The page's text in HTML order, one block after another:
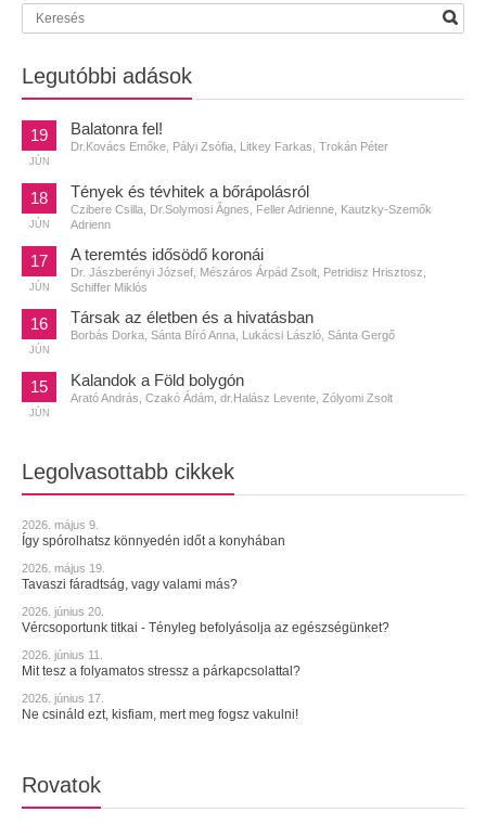
Legutóbbi adások
19
JÚN
Balatonra fel!
Dr.Kovács Emőke, Pályi Zsófia, Litkey Farkas, Trokán Péter
18
JÚN
Tények és tévhitek a bőrápolásról
Czibere Csilla, Dr.Solymosi Ágnes, Feller Adrienne, Kautzky-Szemők
Adrienn
17
JÚN
A teremtés idősödő koronái
Dr. Jászberényi József, Mészáros Árpád Zsolt, Petridisz Hrisztosz,
Schiffer Miklós
16
JÚN
Társak az életben és a hivatásban
Borbás Dorka, Sánta Bíró Anna, Lukácsi László, Sánta Gergő
15
JÚN
Kalandok a Föld bolygón
Arató András, Czakó Ádám, dr.Halász Levente, Zólyomi Zsolt
Legolvasottabb cikkek
2026. május 9.
Így spórolhatsz könnyedén időt a konyhában
2026. május 19.
Tavaszi fáradtság, vagy valami más?
2026. június 20.
Vércsoportunk titkai - Tényleg befolyásolja az egészségünket?
2026. június 11.
Mit tesz a folyamatos stressz a párkapcsolattal?
2026. június 17.
Ne csináld ezt, kisfiam, mert meg fogsz vakulni!
Rovatok